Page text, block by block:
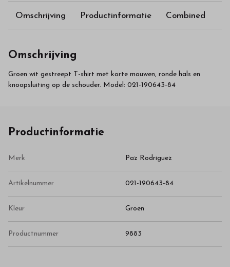
Omschrijving Productinformatie Combined
Omschrijving
Groen wit gestreept T-shirt met korte mouwen, ronde hals en
knoopsluiting op de schouder. Model: 021-190643-84
Productinformatie
Merk Paz Rodriguez
Artikelnummer 021-190643-84
Kleur Groen
Productnummer 9883